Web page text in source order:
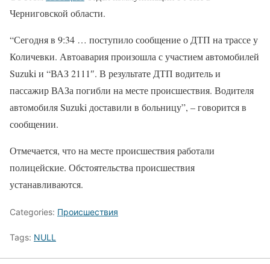
Черниговской области.
“Сегодня в 9:34 … поступило сообщение о ДТП на трассе у
Количевки. Автоавария произошла с участием автомобилей
Suzuki и “ВАЗ 2111″. В результате ДТП водитель и
пассажир ВАЗа погибли на месте происшествия. Водителя
автомобиля Suzuki доставили в больницу”, – говорится в
сообщении.
Отмечается, что на месте происшествия работали
полицейские. Обстоятельства происшествия
устанавливаются.
Categories: Происшествия
Tags: NULL